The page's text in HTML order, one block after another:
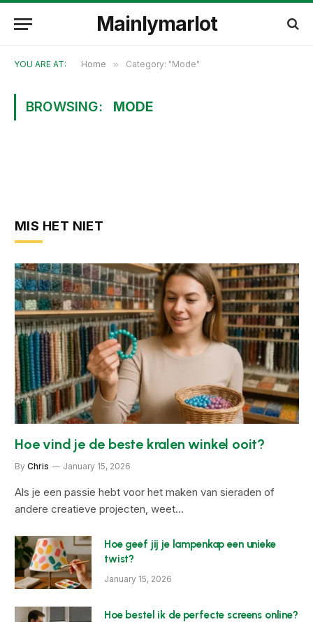
Mainlymarlot
YOU ARE AT: Home » Category: "Mode"
BROWSING: MODE
MIS HET NIET
Hoe vind je de beste kralen winkel ooit?
By Chris January 15, 2026
Als je een passie hebt voor het maken van sieraden of
andere creatieve projecten, weet…
Hoe geef jij je lampenkap een unieke
twist?
January 15, 2026
Hoe bestel ik de perfecte screens online?